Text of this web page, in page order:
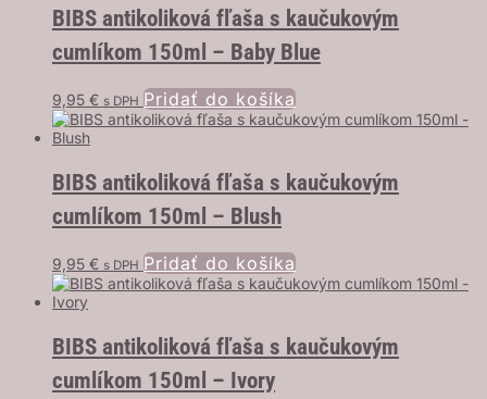
BIBS antikoliková fľaša s kaučukovým
cumlíkom 150ml – Baby Blue
9,95 € s DPH Pridať do košíka
BIBS antikoliková fľaša s kaučukovým
cumlíkom 150ml – Blush
9,95 € s DPH Pridať do košíka
BIBS antikoliková fľaša s kaučukovým
cumlíkom 150ml – Ivory